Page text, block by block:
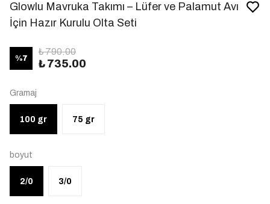
Glowlu Mavruka Takımı – Lüfer ve Palamut Avı
İçin Hazır Kurulu Olta Seti
%7
₺ 790.00
₺ 735.00
Gramaj
100 gr 75 gr
boyut
2/0 3/0